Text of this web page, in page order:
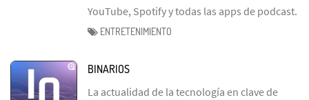
YouTube, Spotify y todas las apps de podcast.
ENTRETENIMIENTO
BINARIOS
La actualidad de la tecnología en clave de